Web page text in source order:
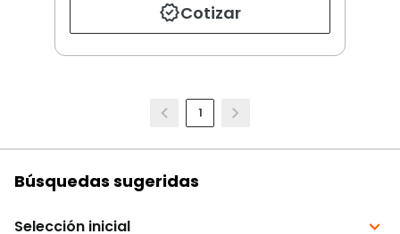
Cotizar
1